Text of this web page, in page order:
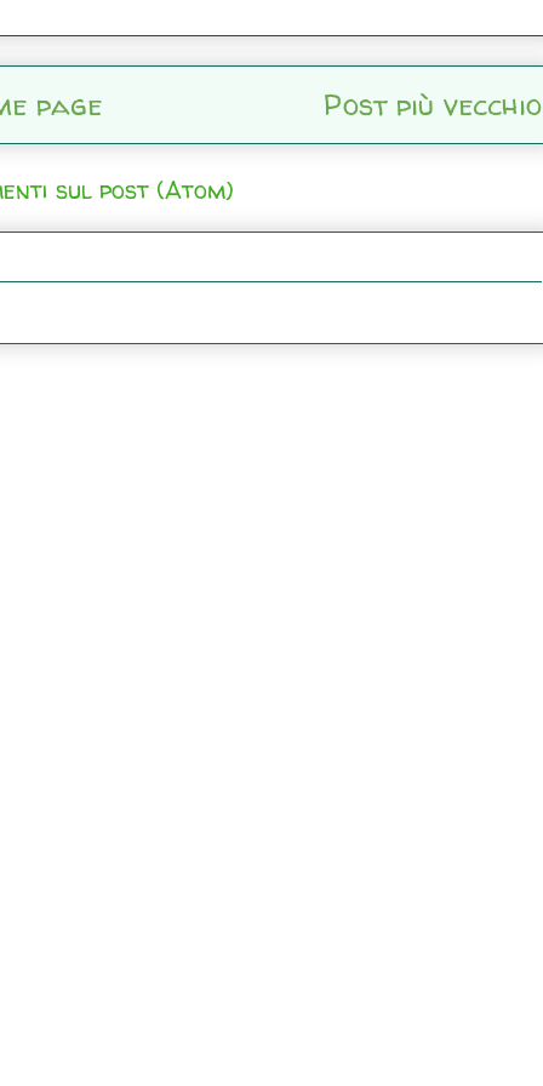
Post più vecchio
page
sul post (Atom)